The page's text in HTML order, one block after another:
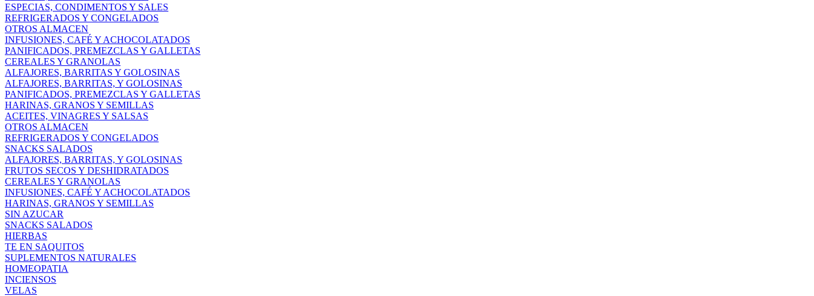
ESPECIAS, CONDIMENTOS Y SALES
REFRIGERADOS Y CONGELADOS
OTROS ALMACEN
INFUSIONES, CAFÉ Y ACHOCOLATADOS
PANIFICADOS, PREMEZCLAS Y GALLETAS
CEREALES Y GRANOLAS
ALFAJORES, BARRITAS Y GOLOSINAS
ALFAJORES, BARRITAS, Y GOLOSINAS
PANIFICADOS, PREMEZCLAS Y GALLETAS
HARINAS, GRANOS Y SEMILLAS
ACEITES, VINAGRES Y SALSAS
OTROS ALMACEN
REFRIGERADOS Y CONGELADOS
SNACKS SALADOS
ALFAJORES, BARRITAS, Y GOLOSINAS
FRUTOS SECOS Y DESHIDRATADOS
CEREALES Y GRANOLAS
INFUSIONES, CAFÉ Y ACHOCOLATADOS
HARINAS, GRANOS Y SEMILLAS
SIN AZUCAR
SNACKS SALADOS
HIERBAS
TE EN SAQUITOS
SUPLEMENTOS NATURALES
HOMEOPATIA
INCIENSOS
VELAS